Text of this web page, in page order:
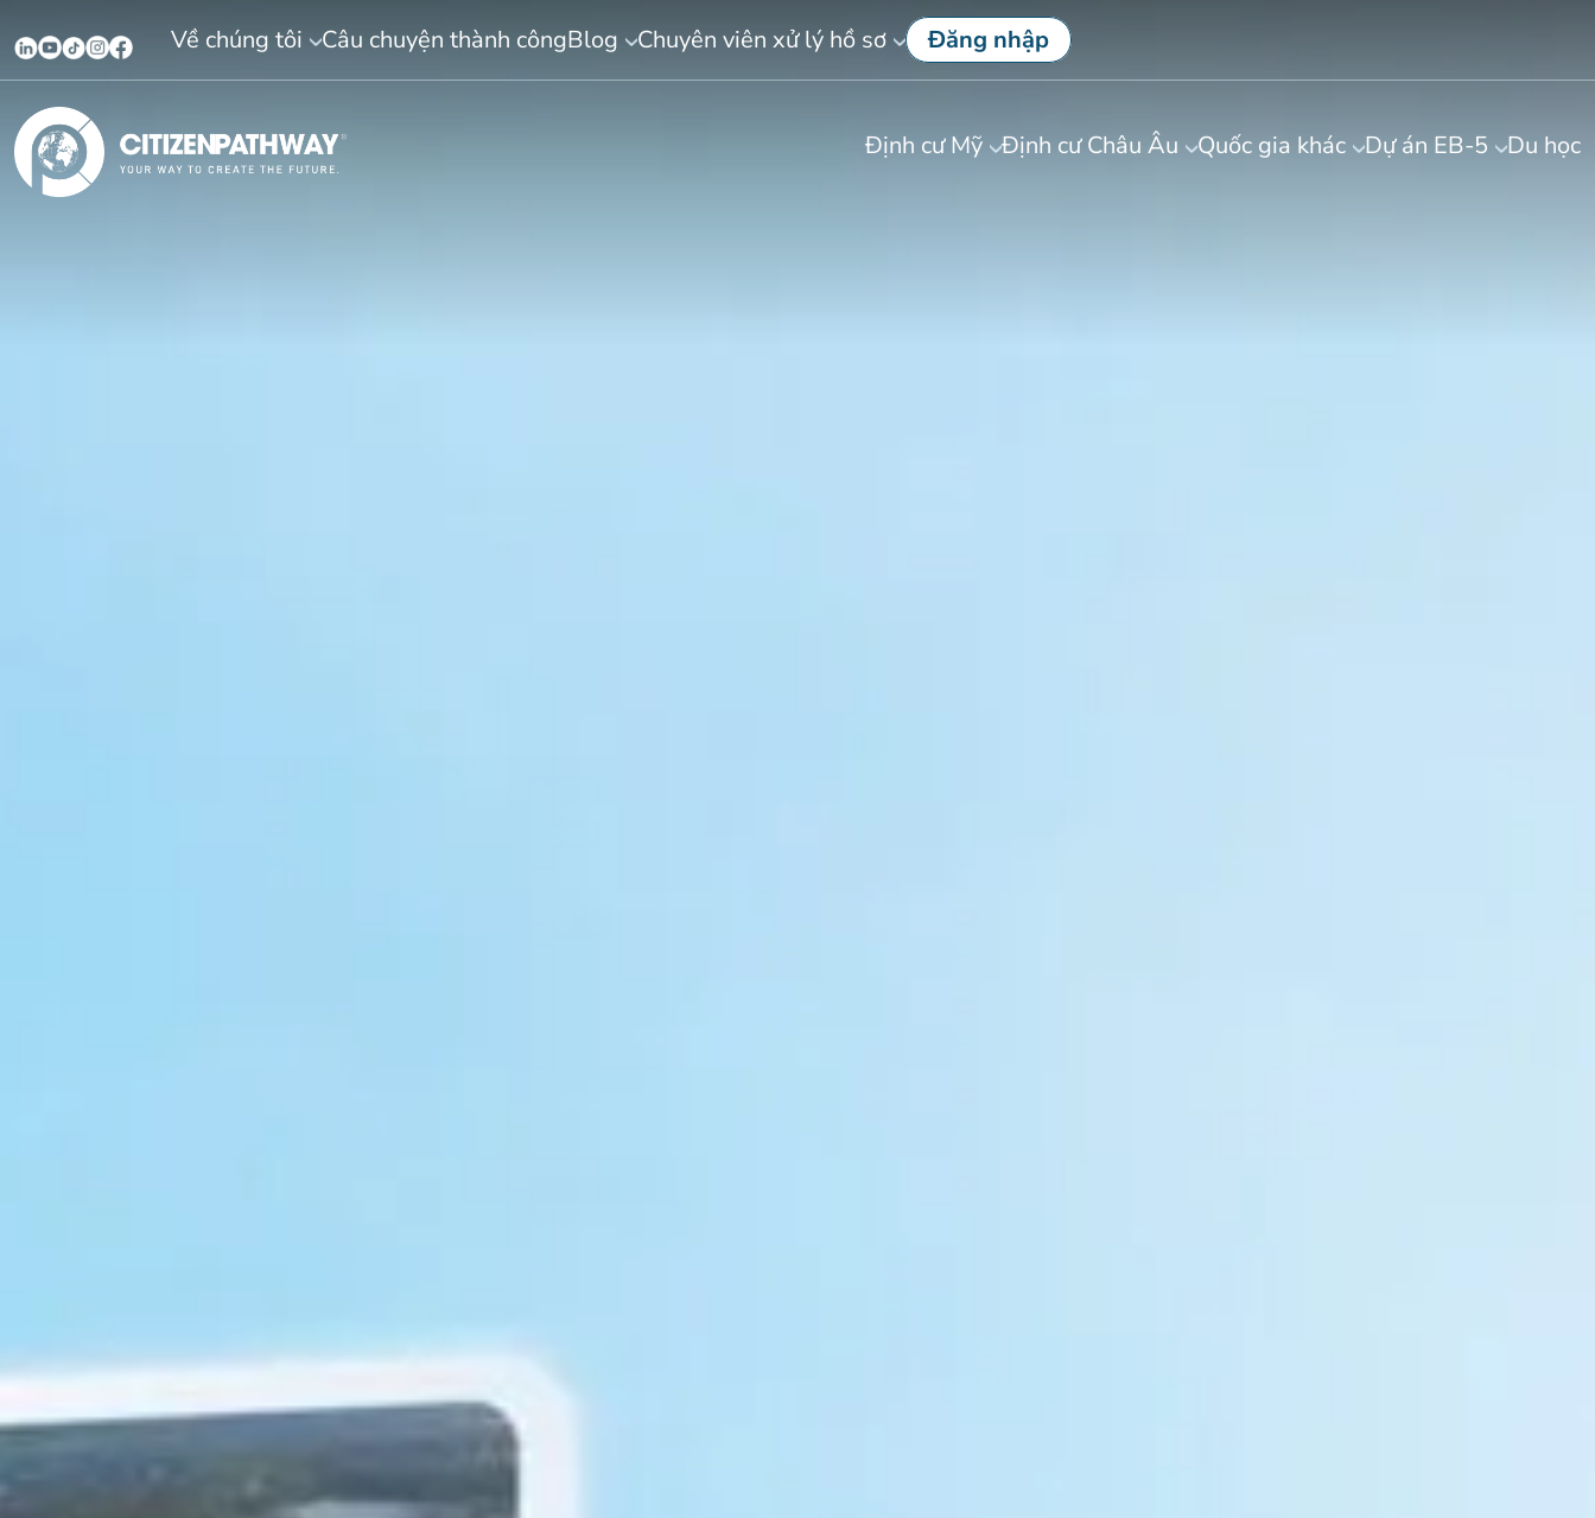
Về chúng tôi Câu chuyện thành côngBlog Chuyên viên xử lý hồ sơ Đăng nhập
Định cư Mỹ Định cư Châu Âu Quốc gia khác Dự án EB-5 Du học